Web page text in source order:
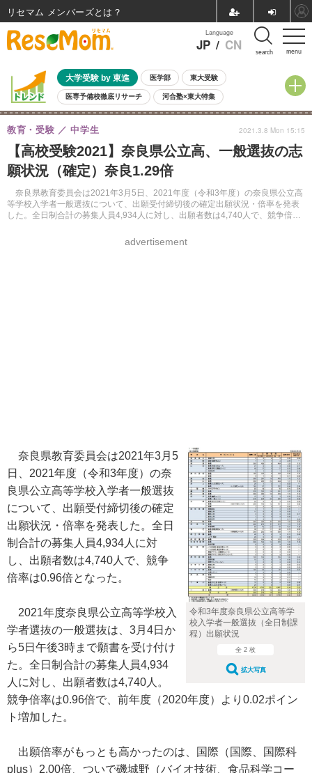
menu
Language
JP / CN search
大学受験 by 東進 医学部 東大受験
医専予備校徹底リサーチ 河合塾×東大特集
親子で考える大学選び 高校受験 中学受験 小学校受験
共通テスト 夏休み
8月開催イベント・WS 全国公立高校 過去問 人気記事
自由研究教材（小学生向け） 自由研究教材（中学生向け）
【高校受験2021】奈良県公立高、一般選抜の志
願状況（確定）奈良1.29倍
奈良県教育委員会は2021年3月5日、2021年度（令和3年度）の奈良県公立高
等学校入学者一般選抜について、出願受付締切後の確定出願状況・倍率を発表
した。全日制合計の募集人員4,934人に対し、出願者数は4,740人で、競争倍率
教育・受験 中学生
advertisement
2021.3.8 Mon 15:15
令和3年度奈良県公立高等学
校入学者一般選抜（全日制課
程）出願状況
全 2 枚
拡大写真
奈良県教育委員会は2021年3月5
日、2021年度（令和3年度）の奈
良県公立高等学校入学者一般選抜
について、出願受付締切後の確定
出願状況・倍率を発表した。全日
制合計の募集人員4,934人に対
し、出願者数は4,740人で、競争
倍率は0.96倍となった。
2021年度奈良県公立高等学校入
学者選抜の一般選抜は、3月4日か
ら5日午後3時まで願書を受け付け
た。全日制合計の募集人員4,934
人に対し、出願者数は4,740人。
競争倍率は0.96倍で、前年度（2020年度）より0.02ポイン
ト増加した。
出願倍率がもっとも高かったのは、国際（国際、国際科
plus）2.00倍、ついで磯城野（バイオ技術、食品科学コー
リセマム メンバーズ